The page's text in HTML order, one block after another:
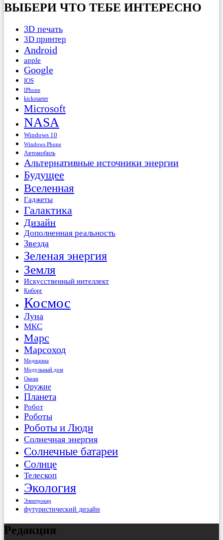
ВЫБЕРИ ЧТО ТЕБЕ ИНТЕРЕСНО
3D печать
3D принтер
Android
apple
Google
IOS
IPhone
kickstarter
Microsoft
NASA
Windows 10
Windows Phone
Автомобиль
Альтернативные источники энергии
Будущее
Вселенная
Гаджеты
Галактика
Дизайн
Дополненная реальность
Звезда
Зеленая энергия
Земля
Искусственный интеллект
Киборг
Космос
Луна
МКС
Марс
Марсоход
Медицина
Модульный дом
Океан
Оружие
Планета
Робот
Роботы
Роботы и Люди
Солнечная энергия
Солнечные батареи
Солнце
Телескоп
Экология
Электрокар
футуристический дизайн
Редакция